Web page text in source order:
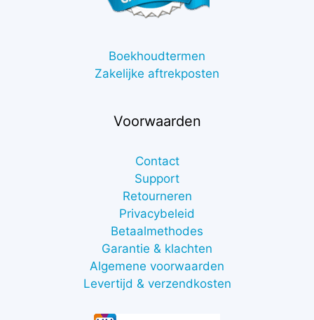
Boekhoudtermen
Zakelijke aftrekposten
Voorwaarden
Contact
Support
Retourneren
Privacybeleid
Betaalmethodes
Garantie & klachten
Algemene voorwaarden
Levertijd & verzendkosten